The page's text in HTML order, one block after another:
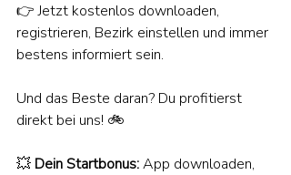
👉 Jetzt kostenlos downloaden,
registrieren, Bezirk einstellen und immer
bestens informiert sein.
Und das Beste daran? Du profitierst
direkt bei uns! 🚲
💥 Dein Startbonus: App downloaden,